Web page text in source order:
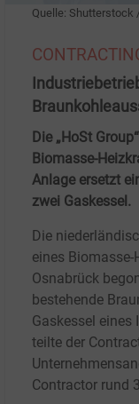
Quelle: Shutterstock
Die „HoSt
Biomasse-
Anlage ersetzt
zwei Gaskessel.
Die
eines
Osnabrück
bestehende
Gaskessel eines
teilte der
Contractor rund